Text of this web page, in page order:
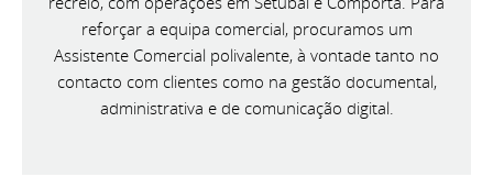
reforçar a equipa comercial, procuramos um
Assistente Comercial polivalente, à vontade tanto no
contacto com clientes como na gestão documental,
administrativa e de comunicação digital.